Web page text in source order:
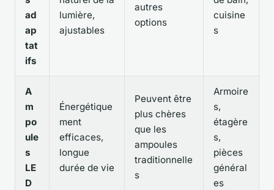
ad
ap
tat
ifs
lumière,
ajustables
autres
options
cuisine
s
A
m
po
ule
s
LE
D
Énergétique
ment
efficaces,
longue
durée de vie
Peuvent être
plus chères
que les
ampoules
traditionnelle
s
Armoire
s,
étagère
s,
pièces
général
es